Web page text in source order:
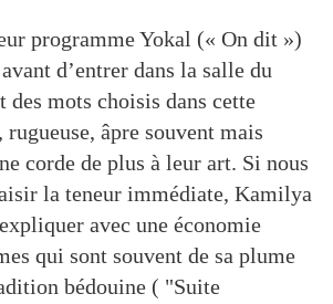
programme Yokal (« On dit »)
d’entrer dans la salle du
des mots choisis dans cette
âpre souvent mais
corde de plus à leur art. Si nous
la teneur immédiate, Kamilya
avec une économie
qui sont souvent de sa plume
bédouine ( "Suite